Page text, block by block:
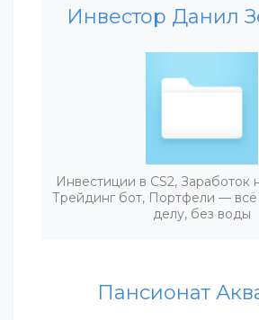
Инвестор Данил
Инвестиции в CS2, Заработок
Трейдинг бот, Портфели —
делу, без воды
Пансионат